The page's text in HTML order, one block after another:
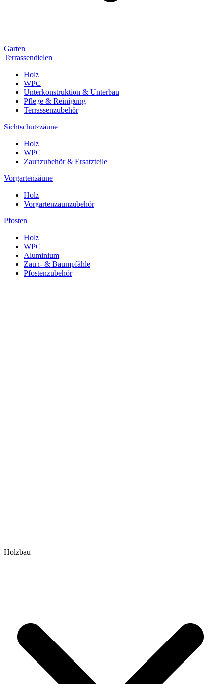
Garten
Terrassendielen
Holz
WPC
Unterkonstruktion & Unterbau
Pflege & Reinigung
Terrassenzubehör
Sichtschutzzäune
Holz
WPC
Zaunzubehör & Ersatzteile
Vorgartenzäune
Holz
Vorgartenzaunzubehör
Pfosten
Holz
WPC
Aluminium
Zaun- & Baumpfähle
Pfostenzubehör
Holzbau